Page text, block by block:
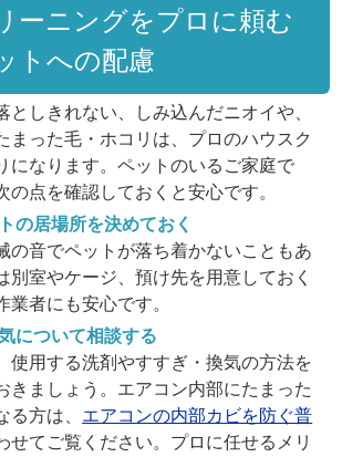
ーニングをプロに頼む
トへの配慮
としきれない、しみ込んだニオイや、
まった毛・ホコリは、プロのハウスク
になります。ペットのいるご家庭で
の点を確認しておくと安心です。
の居場所を決めておく
の音でペットが落ち着かないこともあ
別室やケージ、預け先を用意しておく
業者にも安心です。
について相談する
使用する洗剤やすすぎ・換気の方法を
きましょう。エアコン内部にたまった
る方は、 エアコンの内部カビを防ぐ普
せてご覧ください。プロに任せるメリ